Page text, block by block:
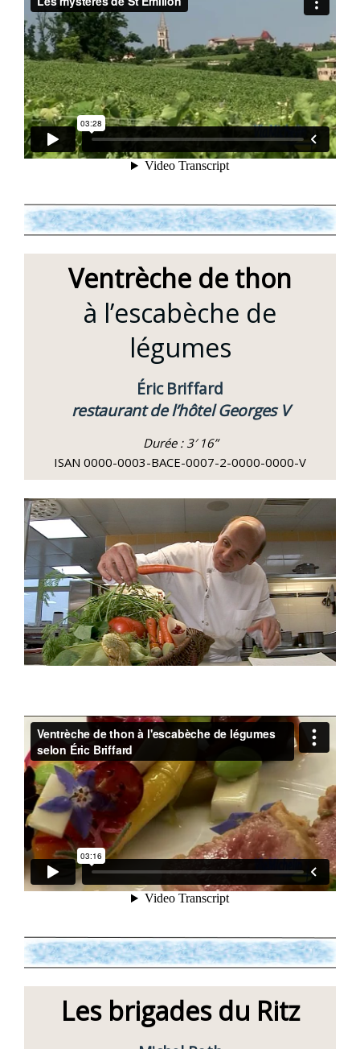
Ventrèche de thon
à l’escabèche de
légumes
Éric Briffard
restaurant de l’hôtel Georges V
Durée : 3′ 16”
ISAN 0000-0003-BACE-0007-2-0000-0000-V
Les brigades du Ritz